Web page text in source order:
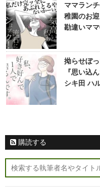
ママラン
稚園のお
勘違いマ
拗らせぼ
『思い込
シキ田 ハ
購読する